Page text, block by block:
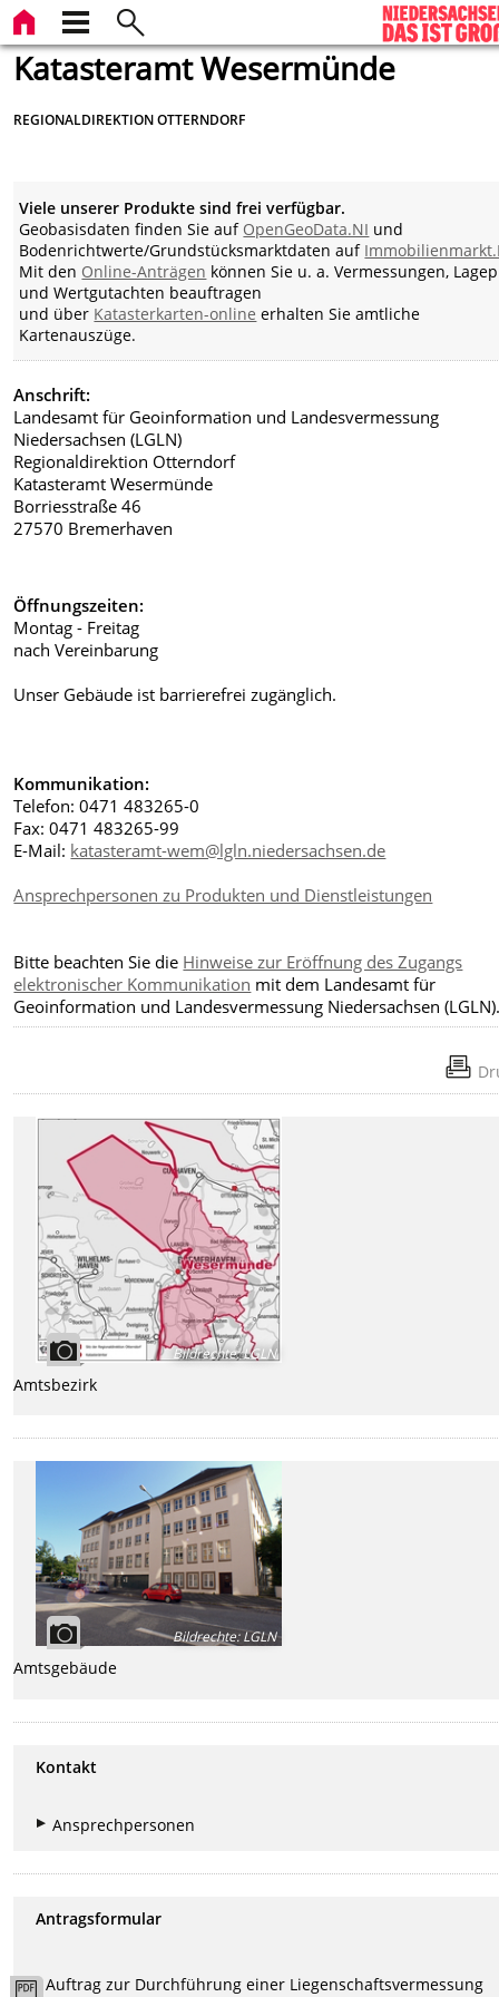
Katasteramt Wesermünde
REGIONALDIREKTION OTTERNDORF
Viele unserer Produkte sind frei verfügbar.
Geobasisdaten finden Sie auf OpenGeoData.NI und
Bodenrichtwerte/Grundstücksmarktdaten auf
Mit den Online-Anträgen können Sie u. a. Vermessungen,
und Wertgutachten beauftragen
und über Katasterkarten-online erhalten Sie amtliche
Kartenauszüge.
Anschrift:
Landesamt für Geoinformation und Landesvermessung
Niedersachsen (LGLN)
Regionaldirektion Otterndorf
Katasteramt Wesermünde
Borriesstraße 46
27570 Bremerhaven
Öffnungszeiten:
Montag - Freitag
nach Vereinbarung
Unser Gebäude ist barrierefrei zugänglich.
Kommunikation:
Telefon: 0471 483265-0
Fax: 0471 483265-99
E-Mail: katasteramt-wem@lgln.niedersachsen.de
Ansprechpersonen zu Produkten und Dienstleistungen
Bitte beachten Sie die Hinweise zur Eröffnung des Zugangs
elektronischer Kommunikation mit dem Landesamt für
Geoinformation und Landesvermessung Niedersachsen
Bildrechte:LGLN
Amtsbezirk
Bildrechte:LGLN
Amtsgebäude
Kontakt
Ansprechpersonen
Antragsformular
Auftrag zur Durchführung einer Liegenschaftsvermessung